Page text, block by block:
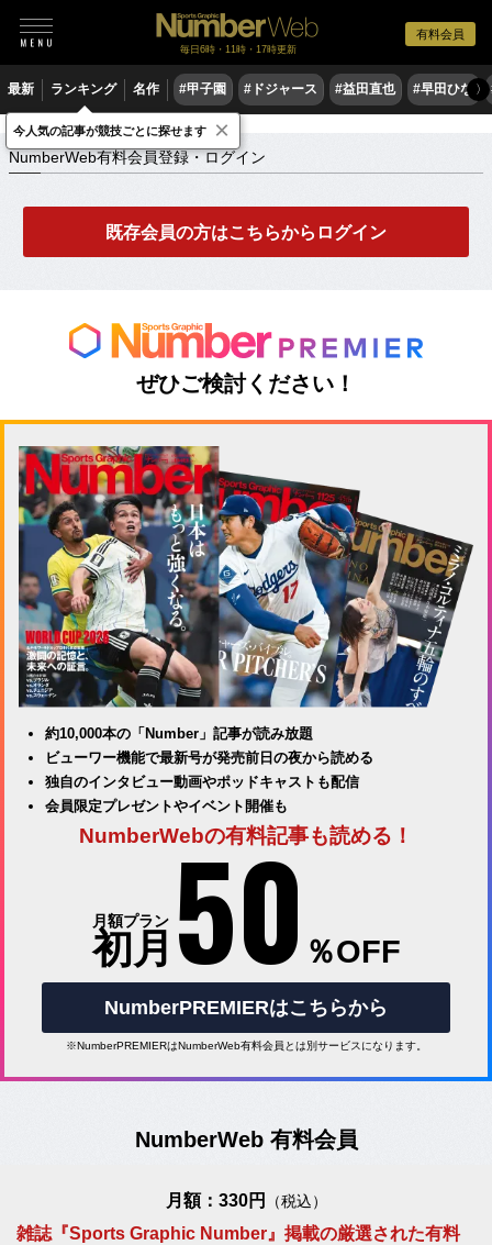
有料会員
毎日6時・11時・17時更新
最新 ランキング 名作 #甲子園 #ドジャース #益田直也 #早田ひな 〉
NumberWeb有料会員登録・ログイン
NumberWeb有料会員登録・ログイン
既存会員の方はこちらからログイン
ぜひご検討ください！
約10,000本の「Number」記事が読み放題
ビューワー機能で最新号が発売前日の夜から読める
独自のインタビュー動画やポッドキャストも配信
会員限定プレゼントやイベント開催も
NumberWebの有料記事も読める！
月額プラン
初月 50 ％OFF
NumberPREMIERはこちらから
※NumberPREMIERはNumberWeb有料会員とは別サービスになります。
NumberWeb 有料会員
月額：330円 （税込）
雑誌『Sports Graphic Number』掲載の厳選された有料
今人気の記事が競技ごとに探せます ×